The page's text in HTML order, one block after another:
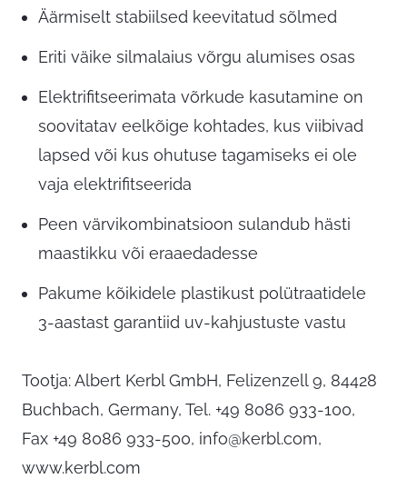
Äärmiselt stabiilsed keevitatud sõlmed
Eriti väike silmalaius võrgu alumises osas
Elektrifitseerimata võrkude kasutamine on
soovitatav eelkõige kohtades, kus viibivad
lapsed või kus ohutuse tagamiseks ei ole
vaja elektrifitseerida
Peen värvikombinatsioon sulandub hästi
maastikku või eraaedadesse
Pakume kõikidele plastikust polütraatidele
3-aastast garantiid uv-kahjustuste vastu
Tootja: Albert Kerbl GmbH, Felizenzell 9, 84428
Buchbach, Germany, Tel. +49 8086 933-100,
Fax +49 8086 933-500, info@kerbl.com,
www.kerbl.com